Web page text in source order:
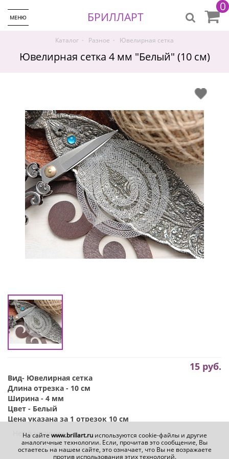
МЕНЮ БРИЛЛАРТ
0
Каталог - Разное - Ювелирная сетка
Ювелирная сетка 4 мм "Белый" (10 см)
♡
15 руб.
Вид- Ювелирная сетка
Длина отрезка - 10 см
Ширина - 4 мм
Цвет - Белый
Цена указана за 1 отрезок 10 см
Нет в наличии
На сайте www.brillart.ruиспользуются cookie-файлы и другие
аналогичные технологии. Если, прочитав это сообщение, Вы
остаетесь на нашем сайте, это означает, что Вы не возражаете
против использования этих технологий.